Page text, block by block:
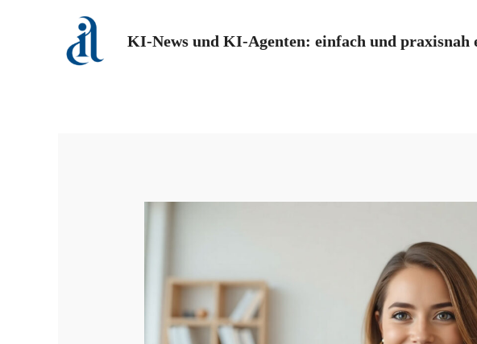
KI-News und KI-Agenten: einfach und